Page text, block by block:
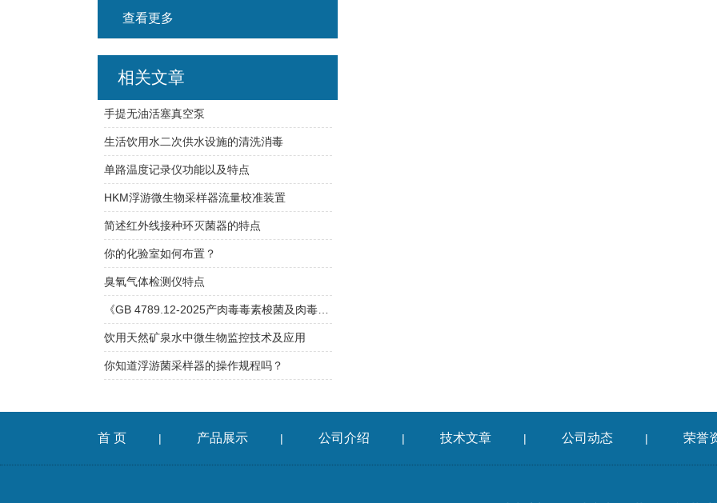
查看更多
相关文章
手提无油活塞真空泵
生活饮用水二次供水设施的清洗消毒
单路温度记录仪功能以及特点
HKM浮游微生物采样器流量校准装置
简述红外线接种环灭菌器的特点
你的化验室如何布置？
臭氧气体检测仪特点
《GB 4789.12-2025产肉毒毒素梭菌及肉毒毒素检验》解读
饮用天然矿泉水中微生物监控技术及应用
你知道浮游菌采样器的操作规程吗？
首 页 | 产品展示 | 公司介绍 | 技术文章 | 公司动态 | 荣誉